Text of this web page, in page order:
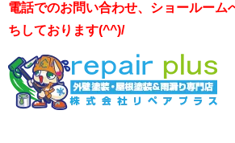
電話でのお問い合わせ、ショールーム
ちしております(^^)/